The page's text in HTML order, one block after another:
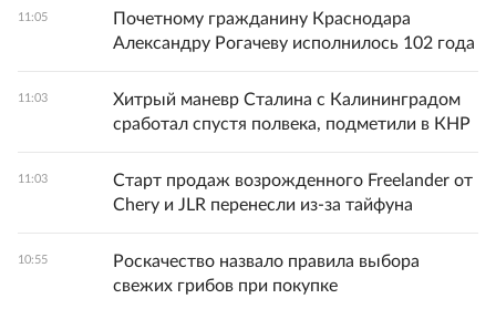
11:05
Почетному гражданину Краснодара
Александру Рогачеву исполнилось 102 года
11:03
Хитрый маневр Сталина с Калининградом
сработал спустя полвека, подметили в КНР
11:03
Старт продаж возрожденного Freelander от
Chery и JLR перенесли из-за тайфуна
10:55
Роскачество назвало правила выбора
свежих грибов при покупке